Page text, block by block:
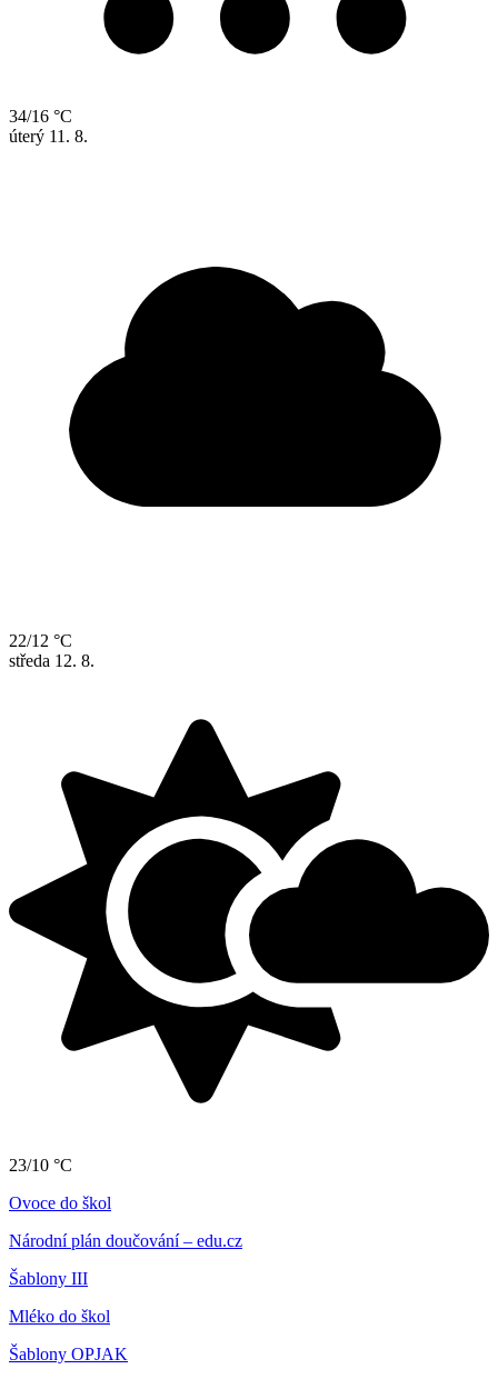
34/16 °C
úterý 11. 8.
22/12 °C
středa 12. 8.
23/10 °C
Ovoce do škol
Národní plán doučování – edu.cz
Šablony III
Mléko do škol
Šablony OPJAK